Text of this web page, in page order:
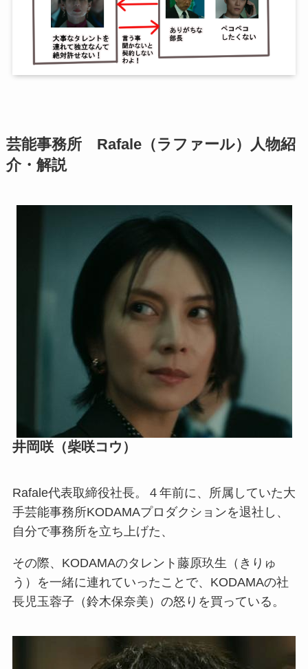
芸能事務所 Rafale（ラファール）人物紹
介・解説
井岡咲（柴咲コウ）
Rafale代表取締役社長。４年前に、所属していた大
手芸能事務所KODAMAプロダクションを退社し、
自分で事務所を立ち上げた、
その際、KODAMAのタレント藤原玖生（きりゅ
う）を一緒に連れていったことで、KODAMAの社
長児玉蓉子（鈴木保奈美）の怒りを買っている。